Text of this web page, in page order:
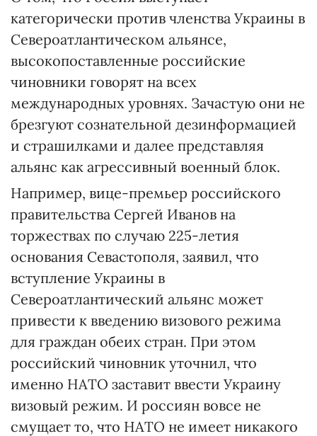
категорически против членства Украины в
Североатлантическом альянсе,
высокопоставленные российские
чиновники говорят на всех
международных уровнях. Зачастую они не
брезгуют сознательной дез­информацией
и страшилками и далее представляя
альянс как агрессивный военный блок.
Например, вице-премьер российского
правительства Сергей Иванов на
торжествах по случаю 225-летия
основания Севастополя, заявил, что
вступление Украины в
Североатлантический альянс может
привести к введению визового режима
для граждан обеих стран. При этом
российский чиновник уточнил, что
именно НАТО заставит ввести Украину
визовый режим. И россиян вовсе не
смущает то, что НАТО не имеет никакого